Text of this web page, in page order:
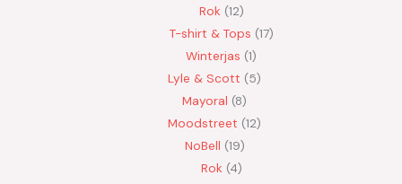
Rok 12
T-shirt & Tops 17
Winterjas 1
Lyle & Scott 5
Mayoral 8
Moodstreet 12
NoBell 19
Rok 4